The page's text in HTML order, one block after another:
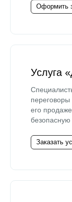
Оформить
Услуга
его
безопасную
Заказать